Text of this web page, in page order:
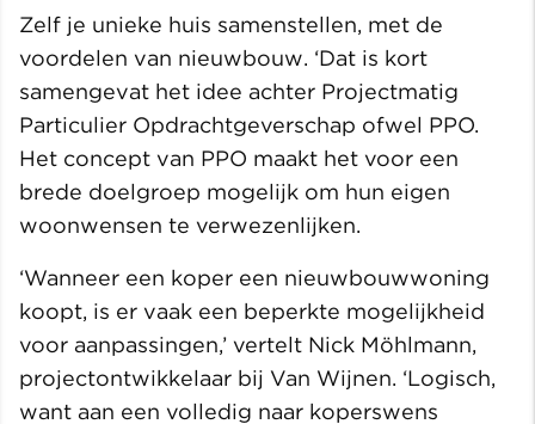
Zelf je unieke huis samenstellen, met de
voordelen van nieuwbouw. ‘Dat is kort
samengevat het idee achter Projectmatig
Particulier Opdrachtgeverschap ofwel PPO.
Het concept van PPO maakt het voor een
brede doelgroep mogelijk om hun eigen
woonwensen te verwezenlijken.
‘Wanneer een koper een nieuwbouwwoning
koopt, is er vaak een beperkte mogelijkheid
voor aanpassingen,’ vertelt Nick Möhlmann,
projectontwikkelaar bij Van Wijnen. ‘Logisch,
want aan een volledig naar koperswens